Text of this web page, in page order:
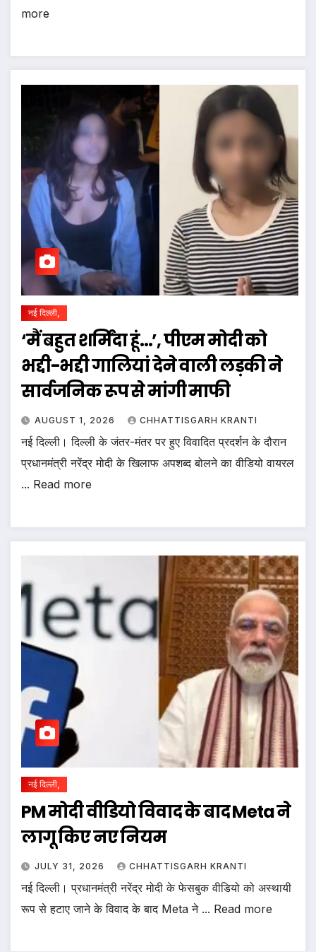
more
नई दिल्ली,
‘मैं बहुत शर्मिंदा हूं…’, पीएम मोदी को
भद्दी-भद्दी गालियां देने वाली लड़की ने
सार्वजनिक रूप से मांगी माफी
AUGUST 1, 2026 CHHATTISGARH KRANTI
नई दिल्ली। दिल्ली के जंतर-मंतर पर हुए विवादित प्रदर्शन के दौरान
प्रधानमंत्री नरेंद्र मोदी के खिलाफ अपशब्द बोलने का वीडियो वायरल
... Read more
नई दिल्ली,
PM मोदी वीडियो विवाद के बाद Meta ने
लागू किए नए नियम
JULY 31, 2026 CHHATTISGARH KRANTI
नई दिल्ली। प्रधानमंत्री नरेंद्र मोदी के फेसबुक वीडियो को अस्थायी
रूप से हटाए जाने के विवाद के बाद Meta ने ... Read more